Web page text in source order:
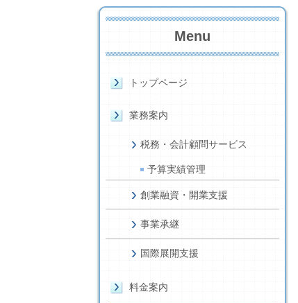
Menu
トップページ
業務案内
税務・会計顧問サービス
予算実績管理
創業融資・開業支援
事業承継
国際展開支援
料金案内